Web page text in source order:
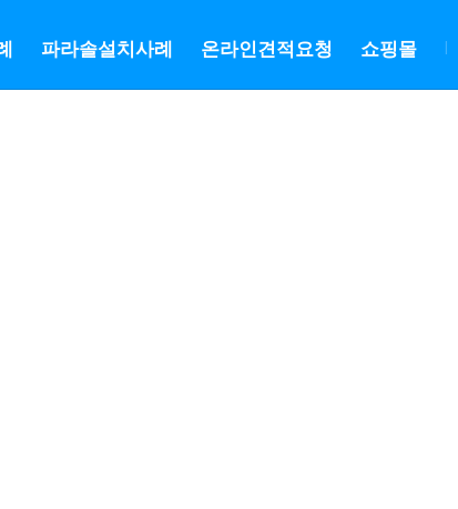
파라솔설치사례 온라인견적요청 쇼핑몰